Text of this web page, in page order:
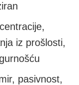
iz prošlosti,
pasivnost,